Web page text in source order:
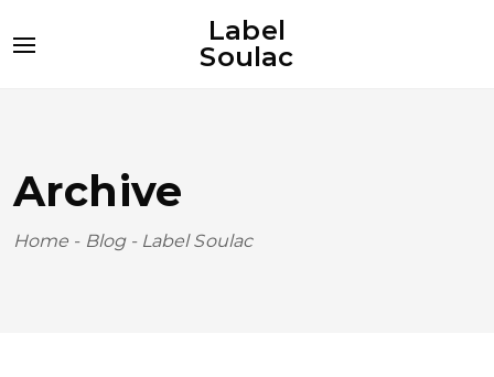
Label
Soulac
Archive
Home - Blog -Label Soulac